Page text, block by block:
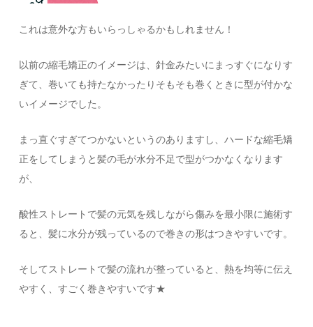
これは意外な方もいらっしゃるかもしれません！
以前の縮毛矯正のイメージは、針金みたいにまっすぐになりす
ぎて、巻いても持たなかったりそもそも巻くときに型が付かな
いイメージでした。
まっ直ぐすぎてつかないというのありますし、ハードな縮毛矯
正をしてしまうと髪の毛が水分不足で型がつかなくなります
が、
酸性ストレートで髪の元気を残しながら傷みを最小限に施術す
ると、髪に水分が残っているので巻きの形はつきやすいです。
そしてストレートで髪の流れが整っていると、熱を均等に伝え
やすく、すごく巻きやすいです★